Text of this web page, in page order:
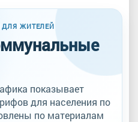
ЖИТЕЛЕЙ
показывает
для населения по
по материалам